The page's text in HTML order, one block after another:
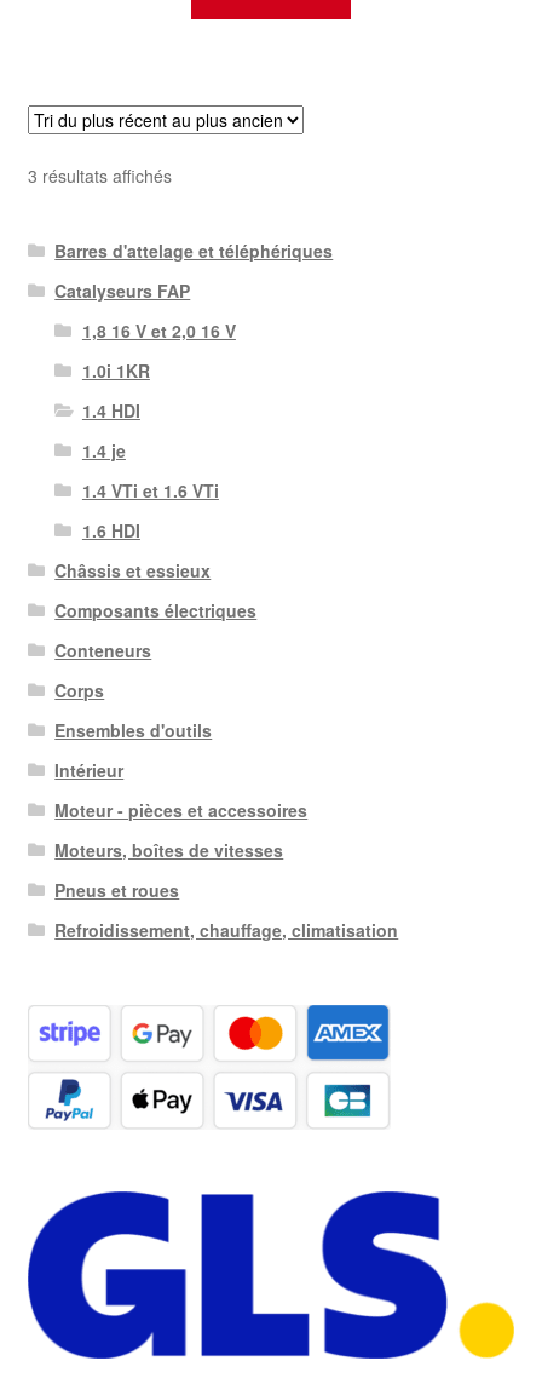
3 résultats affichésTrié
récent
au
plus
ancien
Barres d'attelage et téléphériques
Catalyseurs FAP
1,8 16 V et 2,0 16 V
1.0i 1KR
1.4 HDI
1.4 je
1.4 VTi et 1.6 VTi
1.6 HDI
Châssis et essieux
Composants électriques
Conteneurs
Corps
Ensembles d'outils
Intérieur
Moteur - pièces et accessoires
Moteurs, boîtes de vitesses
Pneus et roues
Refroidissement, chauffage, climatisation